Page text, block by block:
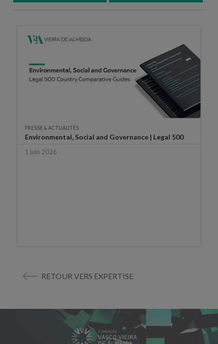
PRESSE & ACTUALITÉS
Environmental, Social and Governance | Legal 500
1 juin 2026
RETOUR VERS EXPERTISE